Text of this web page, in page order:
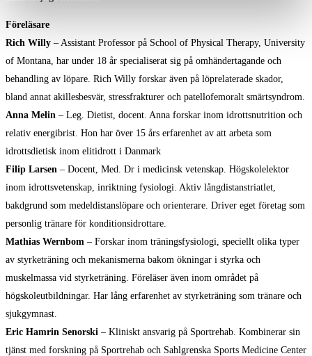
Föreläsare
Rich Willy – Assistant Professor på School of Physical Therapy, University
of Montana, har under 18 år specialiserat sig på omhändertagande och
behandling av löpare. Rich Willy forskar även på löprelaterade skador,
bland annat akillesbesvär, stressfrakturer och patellofemoralt smärtsyndrom.
Anna Melin – Leg. Dietist, docent. Anna forskar inom idrottsnutrition och
relativ energibrist. Hon har över 15 års erfarenhet av att arbeta som
idrottsdietisk inom elitidrott i Danmark
Filip Larsen – Docent, Med. Dr i medicinsk vetenskap. Högskolelektor
inom idrottsvetenskap, inriktning fysiologi. Aktiv långdistanstriatlet,
bakdgrund som medeldistanslöpare och orienterare. Driver eget företag som
personlig tränare för konditionsidrottare.
Mathias Wernbom – Forskar inom träningsfysiologi, speciellt olika typer
av styrketräning och mekanismerna bakom ökningar i styrka och
muskelmassa vid styrketräning. Föreläser även inom området på
högskoleutbildningar. Har lång erfarenhet av styrketräning som tränare och
sjukgymnast.
Eric Hamrin Senorski – Kliniskt ansvarig på Sportrehab. Kombinerar sin
tjänst med forskning på Sportrehab och Sahlgrenska Sports Medicine Center